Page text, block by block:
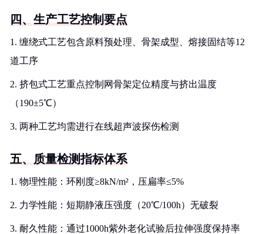
四、生产工艺控制要点
1. 缠绕式工艺包含原料预处理、骨架成型、熔接固结等12
道工序
2. 挤包式工艺重点控制网骨架定位精度与挤出温度
（190±5℃）
3. 两种工艺均需进行在线超声波探伤检测
五、质量检测指标体系
1. 物理性能：环刚度≥8kN/m²，压扁率≤5%
2. 力学性能：短期静液压强度（20℃/100h）无破裂
3. 耐久性能：通过1000h紫外老化试验后拉伸强度保持率